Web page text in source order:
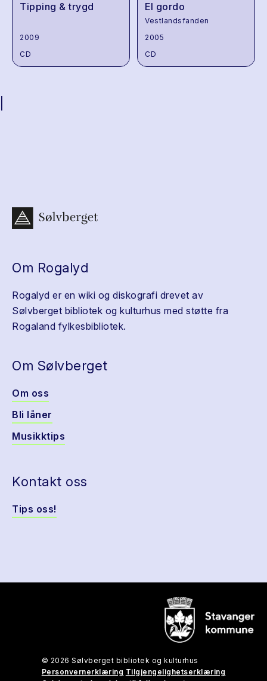
Tipping & trygd
2009
CD
El gordo
Vestlandsfanden
2005
CD
Om Rogalyd
Rogalyd er en wiki og diskografi drevet av
Sølvberget bibliotek og kulturhus med støtte fra
Rogaland fylkesbibliotek.
Om Sølvberget
Om oss
Bli låner
Musikktips
Kontakt oss
Tips oss!
© 2026 Sølvberget bibliotek og kulturhus
Personvernerklæring Tilgjengelighetserklæring